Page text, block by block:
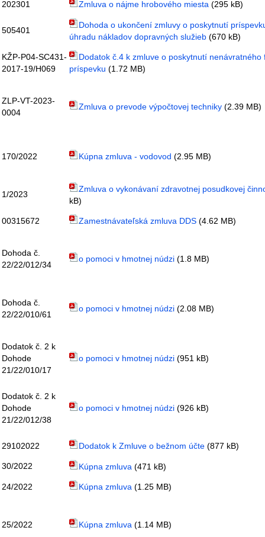
202301 Zmluva o nájme hrobového miesta (295 kB)
505401
Dohoda o ukončení zmluvy o poskytnutí
úhradu nákladov dopravných služieb (670 kB)
KŽP-P04-SC431-
2017-19/H069
Dodatok č.4 k zmluve o poskytnutí nenávratného
príspevku (1.72 MB)
ZLP-VT-2023-
0004
Zmluva o prevode výpočtovej techniky (2.39 MB)
170/2022 Kúpna zmluva - vodovod (2.95 MB)
1/2023
Zmluva o vykonávaní zdravotnej posudkovej
kB)
00315672 Zamestnávateľská zmluva DDS (4.62 MB)
Dohoda č.
22/22/012/34
o pomoci v hmotnej núdzi (1.8 MB)
Dohoda č.
22/22/010/61
o pomoci v hmotnej núdzi (2.08 MB)
Dodatok č. 2 k
Dohode
21/22/010/17
o pomoci v hmotnej núdzi (951 kB)
Dodatok č. 2 k
Dohode
21/22/012/38
o pomoci v hmotnej núdzi (926 kB)
29102022 Dodatok k Zmluve o bežnom účte (877 kB)
30/2022 Kúpna zmluva (471 kB)
24/2022 Kúpna zmluva (1.25 MB)
25/2022 Kúpna zmluva (1.14 MB)